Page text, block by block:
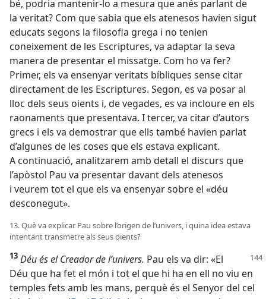
bé, podria mantenir-lo a mesura que anés parlant de
la veritat? Com que sabia que els atenesos havien sigut
educats segons la filosofia grega i no tenien
coneixement de les Escriptures, va adaptar la seva
manera de presentar el missatge. Com ho va fer?
Primer, els va ensenyar veritats bíbliques sense citar
directament de les Escriptures. Segon, es va posar al
lloc dels seus oients i, de vegades, es va incloure en els
raonaments que presentava. I tercer, va citar d’autors
grecs i els va demostrar que ells també havien parlat
d’algunes de les coses que els estava explicant.
A continuació, analitzarem amb detall el discurs que
l’apòstol Pau va presentar davant dels atenesos
i veurem tot el que els va ensenyar sobre el «déu
desconegut».
13. Què va explicar Pau sobre l’origen de l’univers, i quina idea estava
intentant transmetre als seus oients?
13 Déu és el Creador de l’univers. Pau els va dir: «El
Déu que ha fet el món i tot el que hi ha en ell no viu en
temples fets amb les mans, perquè és el Senyor del cel